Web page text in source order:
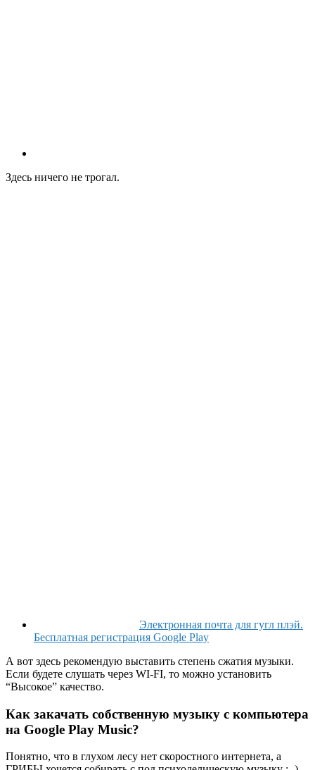
Здесь ничего не трогал.
Электронная почта для гугл плэй.
Бесплатная регистрация Google Play
А вот здесь рекомендую выставить степень сжатия музыки.
Если будете слушать через WI-FI, то можно установить
“Высокое” качество.
Как закачать собственную музыку с компьютера
на Google Play Music?
Понятно, что в глухом лесу нет скоростного интернета, а